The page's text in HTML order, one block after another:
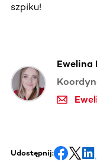
szpiku!
Ewelina
Udostępnij: